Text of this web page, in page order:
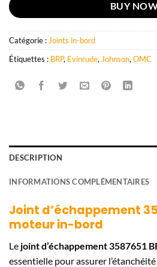
BUY
Catégorie : Joints in-bord
Étiquettes : BRP, Evinrude, Johnson, OMC
DESCRIPTION
INFORMATIONS COMPLÉMENTAIRES
Joint d’échappement
moteur in-bord
Le joint d’échappement 3587651
essentielle pour assurer